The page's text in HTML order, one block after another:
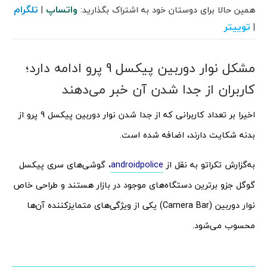
همین حالا برای دوستان خود به اشتراک بگذارید: واتساپ | تلگرام
| توییتر
مشکل نوار دوربین پیکسل 9 پرو ادامه دارد؛
کاربران از جدا شدن آن خبر می‌دهند
اخیرا بر تعداد کاربرانی که از جدا شدن نوار دوربین پیکسل 9 پرو از
بدنه شکایت دارند، اضافه شده است.
به‌گزارش تکراتو به نقل از androidpolice، گوشی‌های سری پیکسل
گوگل جزو برترین دستگاه‌های موجود در بازار هستند و طراحی خاص
نوار دوربین (Camera Bar) یکی از ویژگی‌های متمایزکننده آن‌ها
محسوب می‌شود.